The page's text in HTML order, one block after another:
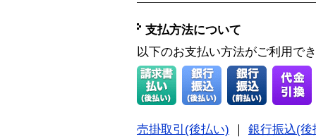
支払方法について
以下のお支払い方法がご利用で
売掛取引(後払い) ｜ 銀行振込(後